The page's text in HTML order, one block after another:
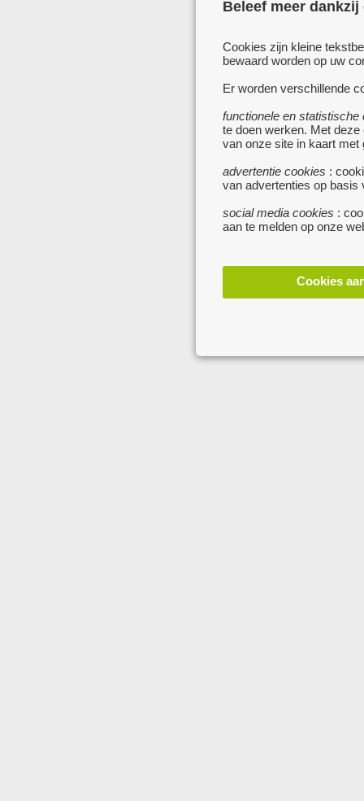
Beleef meer
Cookies zijn kleine
bewaard worden op uw
Er worden verschillende
functionele en statistische
te doen werken. Met
van onze site in kaart met
advertentie cookies :
van advertenties op basis
social media cookies :
aan te melden op onze
Cookies